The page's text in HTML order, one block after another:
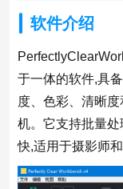
软件介绍
于一体的软件,具
度、色彩、清晰
机。它支持批量
快,适用于摄影师